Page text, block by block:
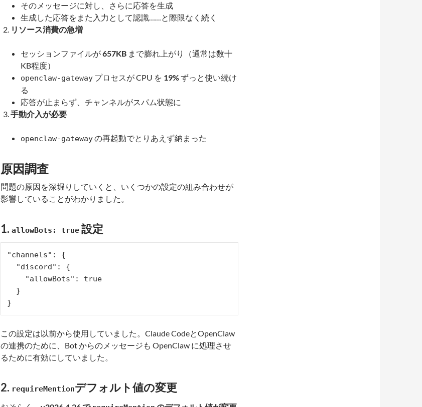
そのメッセージに対し、さらに応答を生成
生成した応答をまた入力として認識……と際限なく続く
リソース消費の急増
セッションファイルが657KB まで膨れ上がり（通常は数十
KB程度）
openclaw-gateway プロセスが CPU を 19%ずっと使い続け
る
応答が止まらず、チャンネルがスパム状態に
手動介入が必要
openclaw-gatewayの再起動でとりあえず納まった
原因調査
問題の原因を深堀りしていくと、いくつかの設定の組み合わせが
影響していることがわかりました。
1. allowBots: true 設定
"channels": {
この設定は以前から使用していました。Claude CodeとOpenClaw
の連携のために、Bot からのメッセージも OpenClaw に処理させ
るために有効にしていました。
2. requireMentionデフォルト値の変更